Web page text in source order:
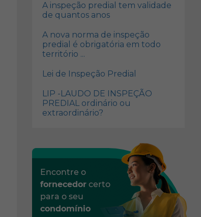
A inspeção predial tem validade
de quantos anos
A nova norma de inspeção
predial é obrigatória em todo
território ...
Lei de Inspeção Predial
LIP -LAUDO DE INSPEÇÃO
PREDIAL ordinário ou
extraordinário?
Encontre o
fornecedor certo
para o seu
condomínio